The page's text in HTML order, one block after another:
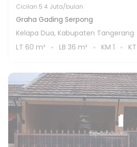
Cicilan 5.4 Juta/bulan
Graha Gading Serpong
Kelapa Dua, Kabupaten Tangerang
LT 60 m² LB 36 m² KM 1 KT